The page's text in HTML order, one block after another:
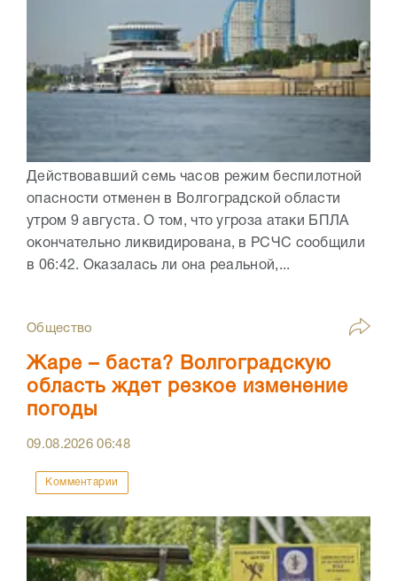
Действовавший семь часов режим беспилотной
опасности отменен в Волгоградской области
утром 9 августа. О том, что угроза атаки БПЛА
окончательно ликвидирована, в РСЧС сообщили
в 06:42. Оказалась ли она реальной,...
Общество
Жаре – баста? Волгоградскую
область ждет резкое изменение
погоды
09.08.202606:48
Комментарии